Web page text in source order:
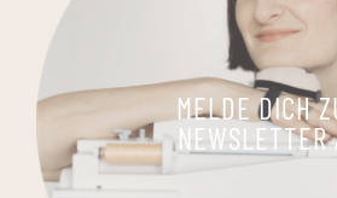
MELDE DICH
NEWSLETTER